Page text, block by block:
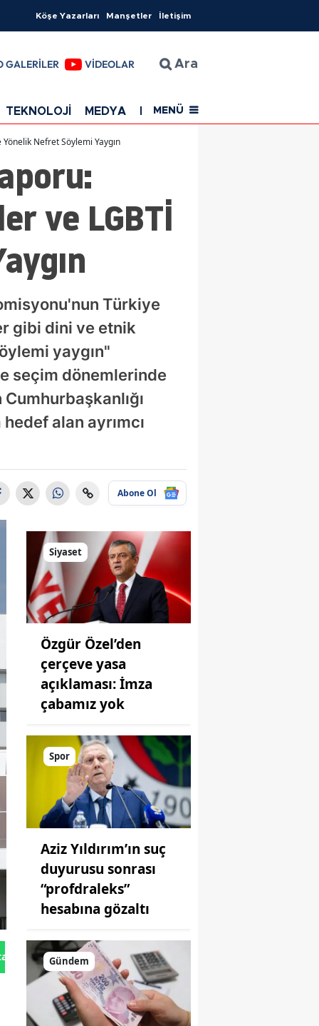
Köşe Yazarları Manşetler İletişim
GALERİLER VİDEOLAR Ara
TEKNOLOJİ MEDYA EĞİTİM SAĞLIK
MENÜ
Nefret Söylemi Yaygın
ve LGBTİ
Türkiye
gibi dini ve etnik
yaygın"
seçim dönemlerinde
alan ayrımcı
Abone Ol
Gönder
Siyaset
Özgür Özel’den
çerçeve yasa
açıklaması: İmza
çabamız yok
Spor
Aziz Yıldırım’ın suç
duyurusu sonrası
“profdraleks”
hesabına gözaltı
Gündem